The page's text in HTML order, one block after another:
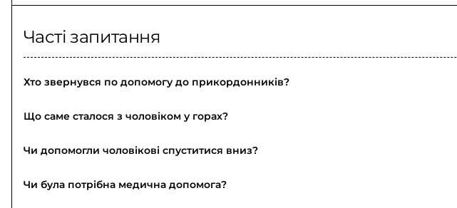
Часті запитання
Хто звернувся по допомогу до прикордонників?
Що саме сталося з чоловіком у горах?
Чи допомогли чоловікові спуститися вниз?
Чи була потрібна медична допомога?